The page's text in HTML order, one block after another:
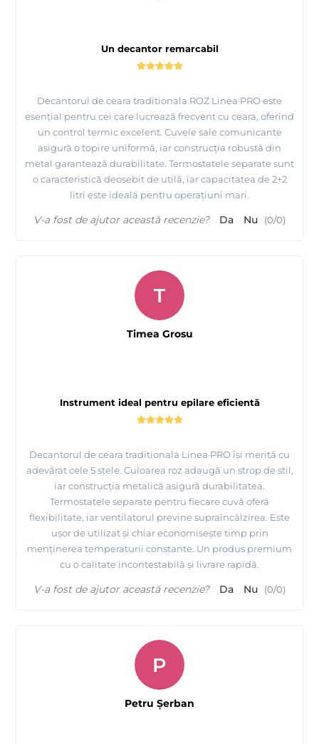
Un decantor remarcabil
Decantorul de ceara traditionala ROZ Linea·PRO este
esențial pentru cei care lucrează frecvent cu ceara, oferind
un control termic excelent. Cuvele sale comunicante
asigură o topire uniformă, iar construcția robustă din
metal garantează durabilitate. Termostatele separate sunt
o caracteristică deosebit de utilă, iar capacitatea de 2+2
litri este ideală pentru operațiuni mari.
V-a fost de ajutor această recenzie? Da Nu (0/0)
Instrument ideal pentru epilare eficientă
Decantorul de ceara traditionala Linea·PRO își merită cu
adevărat cele 5 stele. Culoarea roz adaugă un strop de stil,
iar construcția metalică asigură durabilitatea.
Termostatele separate pentru fiecare cuvă oferă
flexibilitate, iar ventilatorul previne supraîncălzirea. Este
ușor de utilizat și chiar economisește timp prin
menținerea temperaturii constante. Un produs premium
cu o calitate incontestabilă și livrare rapidă.
T
Timea Grosu
V-a fost de ajutor această recenzie? Da Nu (0/0)
P
Petru Şerban